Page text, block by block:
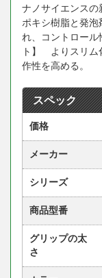
ナノサイエンス
ポキシ樹脂と発
れ、コントロー
ト】 よりスリム
作性を高める。
スペック
価格
メーカー
シリーズ
商品型番
グリップの太
さ